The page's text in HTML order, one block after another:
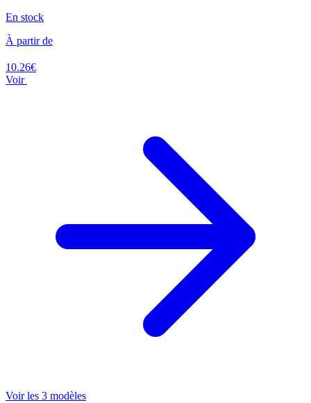
En stock
À partir de
10.26€
Voir
Voir les 3 modèles